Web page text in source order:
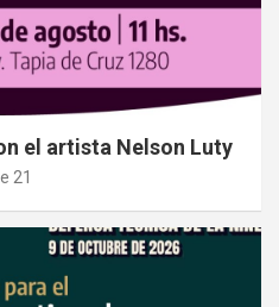
el artista Nelson Luty
21